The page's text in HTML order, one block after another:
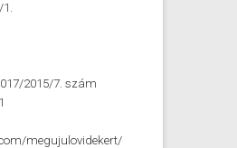
1.
2015/7. szám
megujulovidekert/